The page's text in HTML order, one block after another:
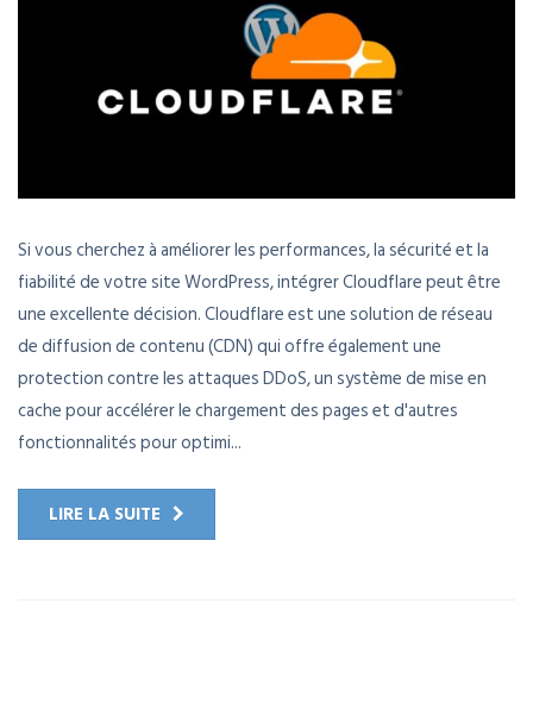
Si vous cherchez à améliorer les performances, la sécurité et la
fiabilité de votre site WordPress, intégrer Cloudflare peut être
une excellente décision. Cloudflare est une solution de réseau
de diffusion de contenu (CDN) qui offre également une
protection contre les attaques DDoS, un système de mise en
cache pour accélérer le chargement des pages et d'autres
fonctionnalités pour optimi...
LIRE LA SUITE